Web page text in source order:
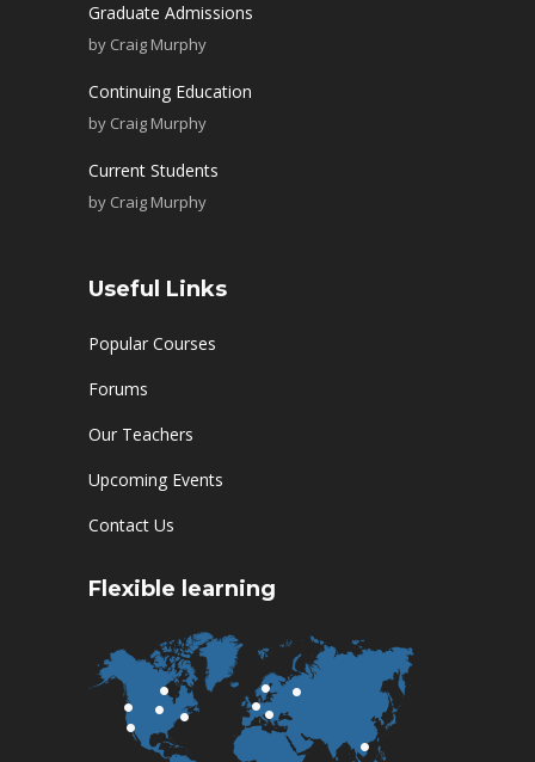
Graduate Admissions
by Craig Murphy
Continuing Education
by Craig Murphy
Current Students
by Craig Murphy
Useful Links
Popular Courses
Forums
Our Teachers
Upcoming Events
Contact Us
Flexible learning